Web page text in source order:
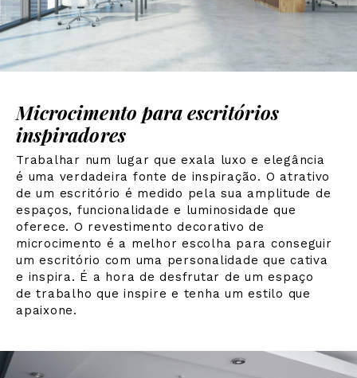
Microcimento para escritórios
inspiradores
Trabalhar num lugar que exala luxo e elegância
é uma verdadeira fonte de inspiração. O atrativo
de um escritório é medido pela sua amplitude de
espaços, funcionalidade e luminosidade que
oferece. O revestimento decorativo de
microcimento é a melhor escolha para conseguir
um escritório com uma personalidade que cativa
e inspira. É a hora de desfrutar de um espaço
de trabalho que inspire e tenha um estilo que
apaixone.